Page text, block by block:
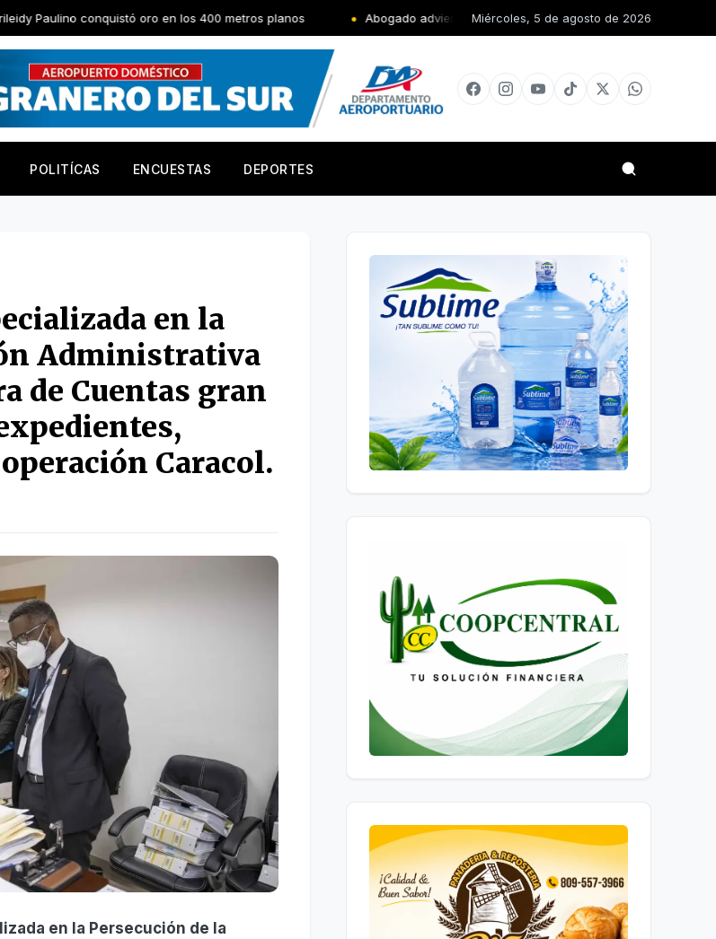
oro en los 400 metros planos Abogado advierte nuevo Código Penal obligará al Gobierno a construir más
Miércoles, 5 de agosto de 2026
POLITÍCAS ENCUESTAS DEPORTES
en la
Administrativa
de Cuentas gran
Caracol.
en la Persecución de la